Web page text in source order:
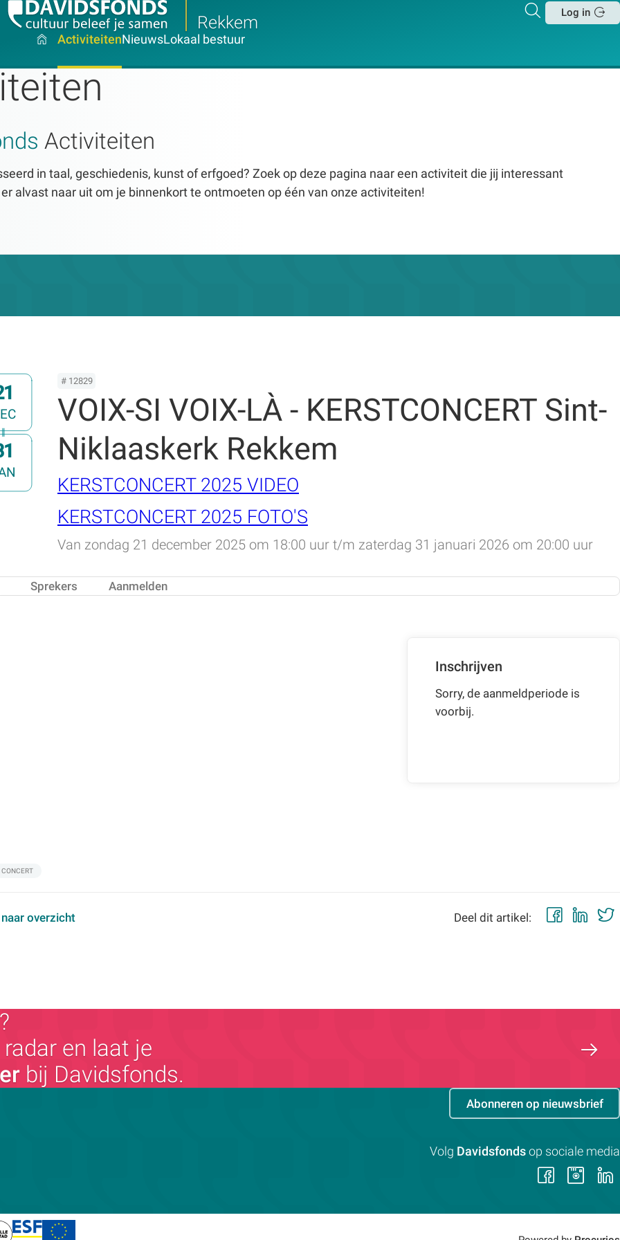
Rekkem
Zoeken
Log in
ActiviteitenNieuwsLokaal bestuur
Activiteiten
in taal, geschiedenis, kunst of erfgoed? Zoek op deze pagina naar een activiteit die jij interessant
alvast naar uit om je binnenkort te ontmoeten op één van onze activiteiten!
# 12829
VOIX-SI VOIX-LÀ - KERSTCONCERT Sint-
Niklaaskerk Rekkem
KERSTCONCERT 2025 VIDEO
KERSTCONCERT 2025 FOTO'S
Van zondag 21 december 2025 om 18:00 uur t/m zaterdag 31 januari 2026 om 20:00 uur
Sprekers Aanmelden
Inschrijven
Sorry, de aanmeldperiode is
voorbij.
CONCERT
overzicht Deel dit artikel:
en laat je
bij Davidsfonds.
Abonneren op nieuwsbrief
Volg Davidsfonds op sociale media
Volg
op op